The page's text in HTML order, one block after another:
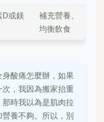
D或鎂
補充營養、
均衡飲食
酸痛怎麼辦，如果
，我因為搬家抬重
時我以為是肌肉拉
養不夠。所以，別